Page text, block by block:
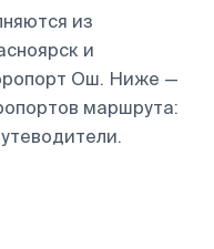
из
и
Ош. Ниже —
маршрута: